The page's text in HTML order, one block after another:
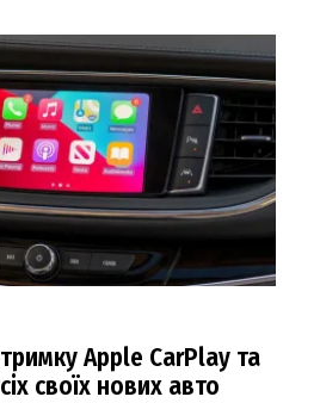
Apple CarPlay та
своїх нових авто